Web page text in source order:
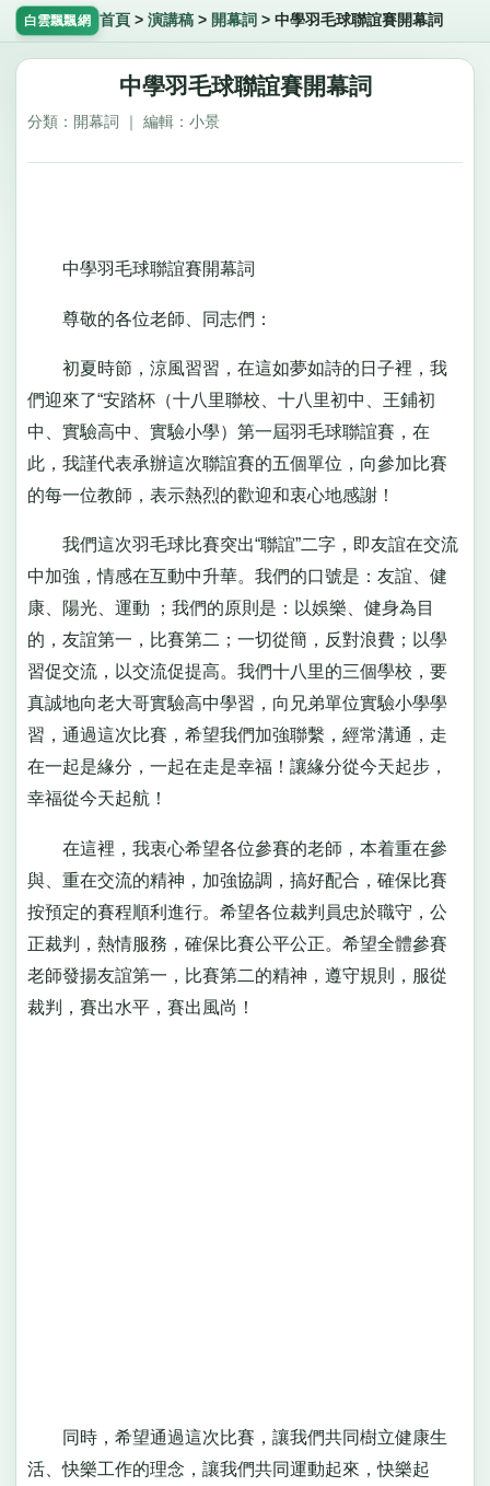
白雲飄飄網 首頁 > 演講稿> 開幕詞 > 中學羽毛球聯誼賽開幕詞
中學羽毛球聯誼賽開幕詞
分類：開幕詞 ｜ 編輯：小景
中學羽毛球聯誼賽開幕詞
尊敬的各位老師、同志們：
初夏時節，涼風習習，在這如夢如詩的日子裡，我
們迎來了“安踏杯（十八里聯校、十八里初中、王鋪初
中、實驗高中、實驗小學）第一屆羽毛球聯誼賽，在
此，我謹代表承辦這次聯誼賽的五個單位，向參加比賽
的每一位教師，表示熱烈的歡迎和衷心地感謝！
我們這次羽毛球比賽突出“聯誼”二字，即友誼在交流
中加強，情感在互動中升華。我們的口號是：友誼、健
康、陽光、運動 ；我們的原則是：以娛樂、健身為目
的，友誼第一，比賽第二；一切從簡，反對浪費；以學
習促交流，以交流促提高。我們十八里的三個學校，要
真誠地向老大哥實驗高中學習，向兄弟單位實驗小學學
習，通過這次比賽，希望我們加強聯繫，經常溝通，走
在一起是緣分，一起在走是幸福！讓緣分從今天起步，
幸福從今天起航！
在這裡，我衷心希望各位參賽的老師，本着重在參
與、重在交流的精神，加強協調，搞好配合，確保比賽
按預定的賽程順利進行。希望各位裁判員忠於職守，公
正裁判，熱情服務，確保比賽公平公正。希望全體參賽
老師發揚友誼第一，比賽第二的精神，遵守規則，服從
裁判，賽出水平，賽出風尚！
同時，希望通過這次比賽，讓我們共同樹立健康生
活、快樂工作的理念，讓我們共同運動起來，快樂起